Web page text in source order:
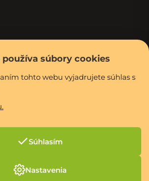
používa súbory cookies
tohto webu vyjadrujete súhlas s
Súhlasím
Nastavenia